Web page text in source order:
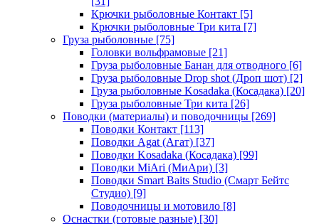
Крючки рыболовные Контакт [5]
Крючки рыболовные Три кита [7]
Груза рыболовные [75]
Головки вольфрамовые [21]
Груза рыболовные Банан для отводного [6]
Груза рыболовные Drop shot (Дроп шот) [2]
Груза рыболовные Kosadaka (Косадака) [20]
Груза рыболовные Три кита [26]
Поводки (материалы) и поводочницы [269]
Поводки Контакт [113]
Поводки Agat (Агат) [37]
Поводки Kosadaka (Косадака) [99]
Поводки MiAri (МиАри) [3]
Поводки Smart Baits Studio (Смарт Бейтс
Студио) [9]
Поводочницы и мотовило [8]
Оснастки (готовые разные) [30]